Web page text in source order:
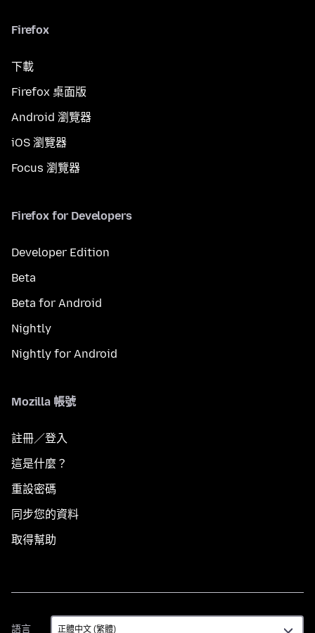
Firefox
下載
Firefox 桌面版
Android 瀏覽器
iOS 瀏覽器
Focus 瀏覽器
Firefox for Developers
Developer Edition
Beta
Beta for Android
Nightly
Nightly for Android
Mozilla 帳號
註冊／登入
這是什麼？
重設密碼
同步您的資料
取得幫助
語言
語